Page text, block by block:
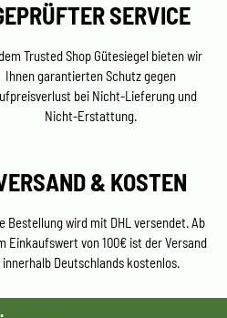
SERVICE
Trusted Shop Gütesiegel bieten wir
Ihnen garantierten Schutz gegen
bei Nicht-Lieferung und
Nicht-Erstattung.
& KOSTEN
Bestellung wird mit DHL versendet. Ab
Einkaufswert von 100€ ist der Versand
innerhalb Deutschlands kostenlos.